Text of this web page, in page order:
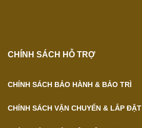
CHÍNH SÁCH HỖ TRỢ
CHÍNH SÁCH BẢO HÀNH & BẢO TRÌ
CHÍNH SÁCH VẬN CHUYỂN & LẮP ĐẶT